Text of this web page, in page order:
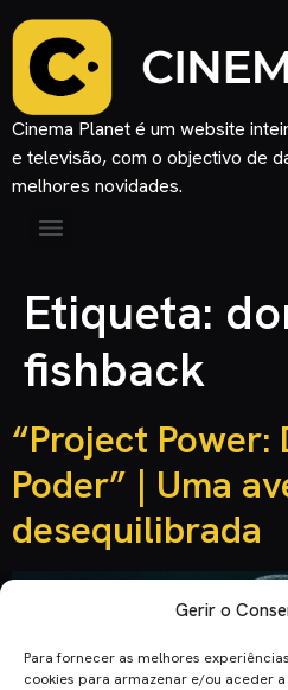
Gerir o
Para fornecer as melhores
cookies para armazenar e/ou aceder
Cinema Planet é um website
e televisão, com o objectivo de
melhores novidades.
Etiqueta:
fishback
“Project Power:
Poder” | Uma
desequilibrada